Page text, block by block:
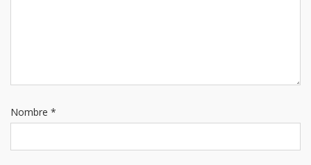
Nombre *